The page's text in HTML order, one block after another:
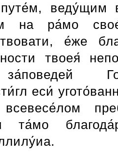
путе́м, веду́щим
на ра́мо
е́же
твоея́
еси́
та́мо